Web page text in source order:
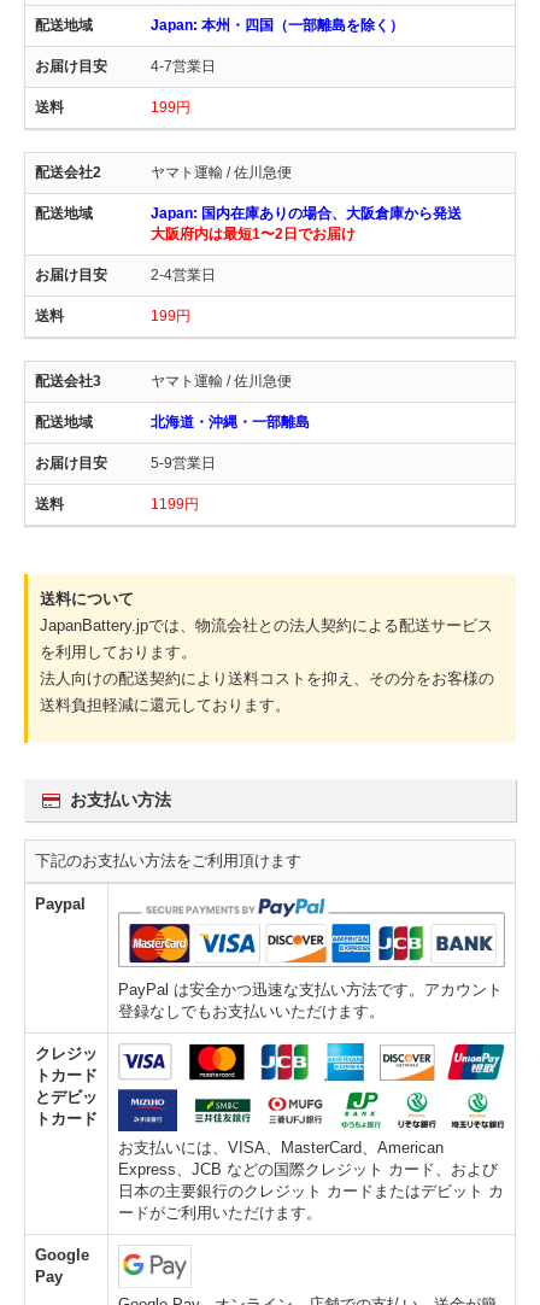
Japan: 本州・四国（一部離島を除く）
4-7営業日
199円
ヤマト運輸 / 佐川急便
Japan: 国内在庫ありの場合、大阪倉庫から発送
大阪府内は最短1〜2日でお届け
2-4営業日
199円
ヤマト運輸 / 佐川急便
北海道・沖縄・一部離島
5-9営業日
1199円
送料について
JapanBattery.jpでは、物流会社との法人契約による配送サービス
を利用しております。
法人向けの配送契約により送料コストを抑え、その分をお客様の
送料負担軽減に還元しております。
お支払い方法
下記のお支払い方法をご利用頂けます
Paypal
PayPal は安全かつ迅速な支払い方法です。アカウント
登録なしでもお支払いいただけます。
クレジッ
トカード
とデビッ
トカード
お支払いには、VISA、MasterCard、American
Express、JCB などの国際クレジット カード、および
日本の主要銀行のクレジット カードまたはデビット カ
ードがご利用いただけます。
Google
Pay